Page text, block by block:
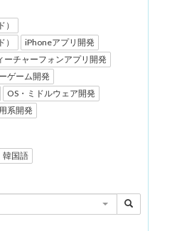
iPhoneアプリ開発
ーチャーフォンアプリ開発
ゲーム開発
OS・ミドルウェア開発
系開発
韓国語